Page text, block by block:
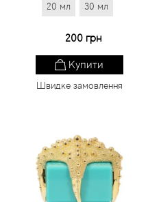
20 мл 30 мл
200 грн
Купити
Швидке замовлення